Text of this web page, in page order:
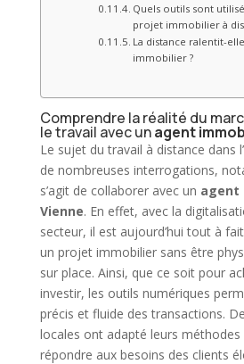
Quels outils sont
projet immobilier à
La distance ralentit-
immobilier ?
Comprendre la réalité du
le travail avec unagent
Le sujet du travail à distance dans
de nombreuses interrogations,
s’agit de collaborer avec un agent
Vienne. En effet, avec la
secteur, il est aujourd’hui tout à
un projet immobilier sans être
sur place. Ainsi, que ce soit pour
investir, les outils numériques
précis et fluide des transactions.
locales ont adapté leurs
répondre aux besoins des clients